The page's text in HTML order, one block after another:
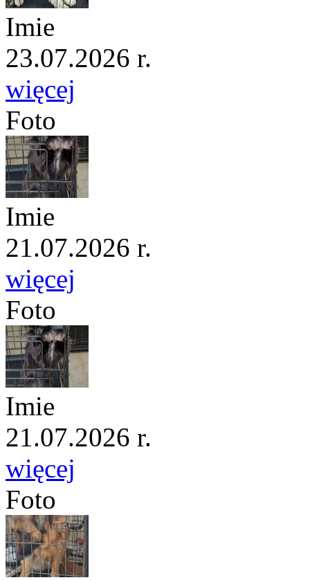
Imie
23.07.2026 r.
więcej
Foto
Imie
21.07.2026 r.
więcej
Foto
Imie
21.07.2026 r.
więcej
Foto